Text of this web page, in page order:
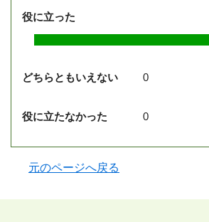
役に立った
どちらともいえない 0
役に立たなかった 0
元のページへ戻る